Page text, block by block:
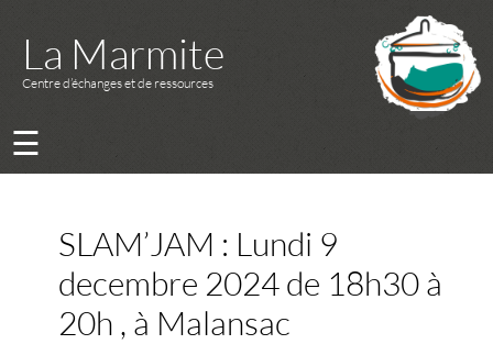
La Marmite
Centre d’échanges et de ressources
☰
SLAM’JAM : Lundi 9
decembre 2024 de 18h30 à
20h , à Malansac